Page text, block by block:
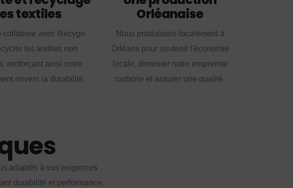
textiles
collabore avec Recygo
les textiles non
renforçant ainsi notre
envers la durabilité.
Orléanaise
Nous produisons localement à
Orléans pour soutenir l'économie
locale, diminuer notre empreinte
carbone et assurer une qualité.
adaptés à vos exigences
durabilité et performance.